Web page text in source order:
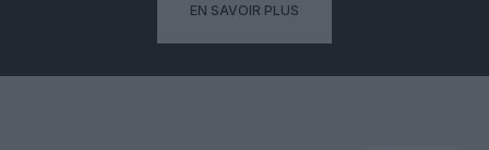
EN SAVOIR PLUS